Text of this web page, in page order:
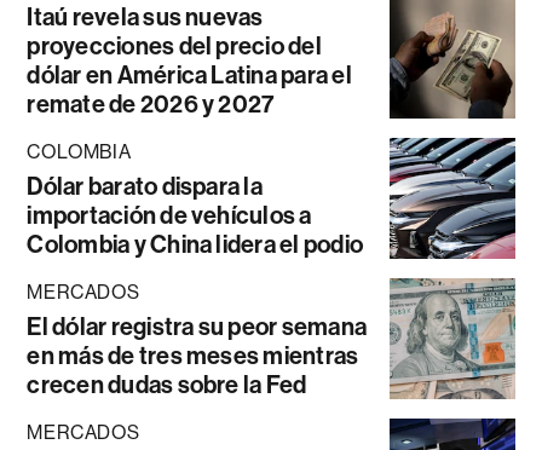
Itaú revela sus nuevas
proyecciones del precio del
dólar en América Latina para el
remate de 2026 y 2027
COLOMBIA
Dólar barato dispara la
importación de vehículos a
Colombia y China lidera el podio
MERCADOS
El dólar registra su peor semana
en más de tres meses mientras
crecen dudas sobre la Fed
MERCADOS